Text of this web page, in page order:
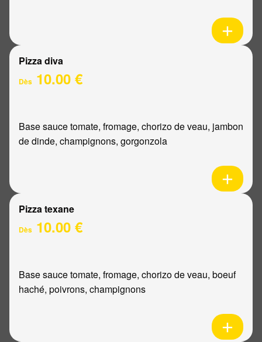
Pizza diva
Dès 10.00 €
Base sauce tomate, fromage, chorizo de veau, jambon
de dinde, champignons, gorgonzola
Pizza texane
Dès 10.00 €
Base sauce tomate, fromage, chorizo de veau, boeuf
haché, poivrons, champignons